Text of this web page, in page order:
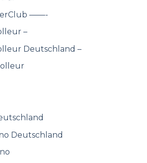
——-
–
Deutschland –
Deutschland